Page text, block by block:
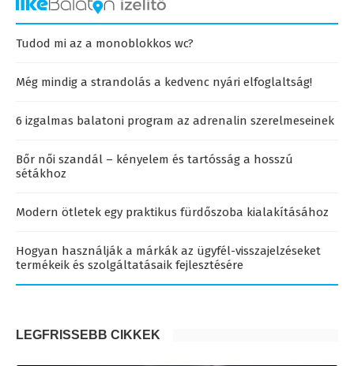
Tudod mi az a monoblokkos wc?
Még mindig a strandolás a kedvenc nyári elfoglaltság!
6 izgalmas balatoni program az adrenalin szerelmeseinek
Bőr női szandál – kényelem és tartósság a hosszú
sétákhoz
Modern ötletek egy praktikus fürdőszoba kialakításához
Hogyan használják a márkák az ügyfél-visszajelzéseket
termékeik és szolgáltatásaik fejlesztésére
LEGFRISSEBB CIKKEK